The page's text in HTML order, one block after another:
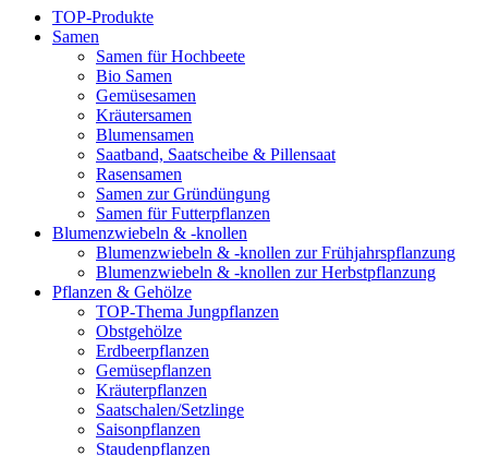
TOP-Produkte
Samen
Samen für Hochbeete
Bio Samen
Gemüsesamen
Kräutersamen
Blumensamen
Saatband, Saatscheibe & Pillensaat
Rasensamen
Samen zur Gründüngung
Samen für Futterpflanzen
Blumenzwiebeln & -knollen
Blumenzwiebeln & -knollen zur Frühjahrspflanzung
Blumenzwiebeln & -knollen zur Herbstpflanzung
Pflanzen & Gehölze
TOP-Thema Jungpflanzen
Obstgehölze
Erdbeerpflanzen
Gemüsepflanzen
Kräuterpflanzen
Saatschalen/Setzlinge
Saisonpflanzen
Staudenpflanzen